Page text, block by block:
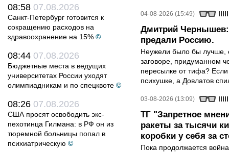
08:58 07.08.2026
Санкт-Петербург готовится к
сокращению расходов на
здравоохранение на 15% ©
08:44 07.08.2026
Бюджетные места в ведущих
университетах России уходят
олимпиадникам и по спецквоте ©
08:26 07.08.2026
США просят освободить экс-
пехотинца Гилмана: в РФ он из
тюремной больницы попал в
психиатрическую ©
04-08-2026 (15:49)
Дмитрий Чернышев:
предали Россию.
Неужели было бы лучше,
заговоре, придуманном
пересылке от тифа?
психушке, а Довлатов
03-08-2026 (13:09)
ТГ "Запретное
ракеты за тысячи
коробки у себя за
Пока продолжается